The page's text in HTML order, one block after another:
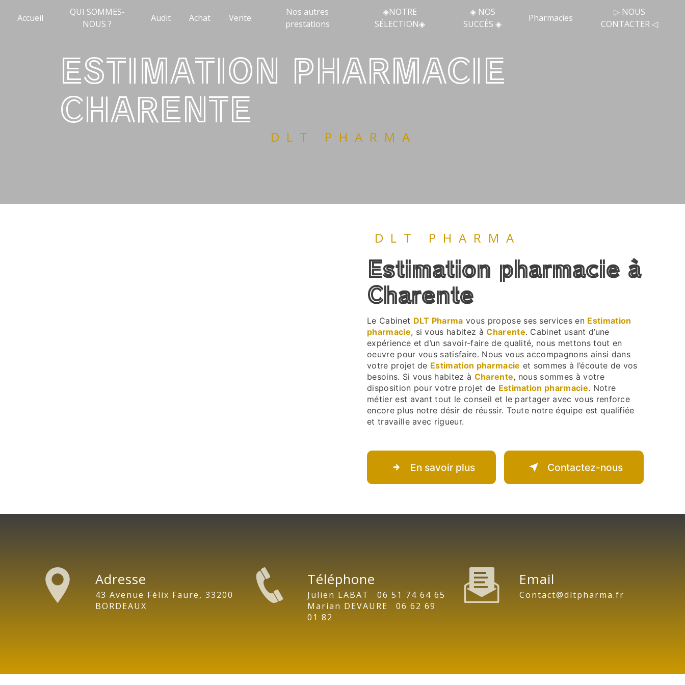
Accueil
QUI SOMMES-
NOUS ?
Audit Achat Vente
Nos autres
prestations
◈NOTRE
SÉLECTION◈
◈ NOS
SUCCÈS ◈
Pharmacies
▷ NOUS
CONTACTER ◁
ESTIMATION PHARMACIE
CHARENTE
DLT PHARMA
DLT PHARMA
Estimation pharmacie à
Charente
Le Cabinet DLT Pharma vous propose ses services en Estimation
pharmacie, si vous habitez àCharente. Cabinet usant d’une
expérience et d’un savoir-faire de qualité, nous mettons tout en
oeuvre pour vous satisfaire. Nous vous accompagnons ainsi dans
votre projet de Estimation pharmacie et sommes à l’écoute de vos
besoins. Si vous habitez à Charente, nous sommes à votre
disposition pour votre projet de Estimation pharmacie. Notre
métier est avant tout le conseil et le partager avec vous renforce
encore plus notre désir de réussir. Toute notre équipe est qualifiée
et travaille avec rigueur.
En savoir plus Contactez-nous
Adresse
43 Avenue Félix Faure, 33200
BORDEAUX
Téléphone
06 51 74 64 65
06 62 69
01 82
Email
contact@dltpharma.fr
Panneau de gestion des cookies